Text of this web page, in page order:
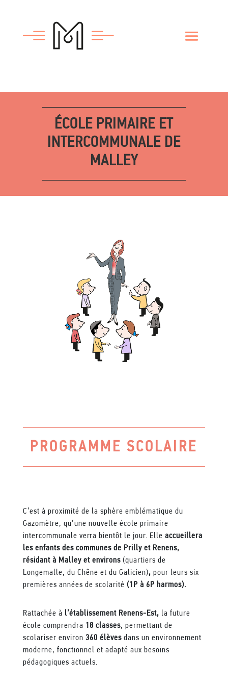
ÉCOLE PRIMAIRE ET
INTERCOMMUNALE DE
MALLEY
PROGRAMME SCOLAIRE
C’est à proximité de la sphère emblématique du
Gazomètre, qu’une nouvelle école primaire
intercommunale verra bientôt le jour. Elle accueillera
les enfants des communes de Prilly et Renens,
résidant à Malley et environs(quartiers de
Longemalle, du Chêne et du Galicien), pour leurs six
premières années de scolarité (1P à 6P harmos).
Rattachée à l’établissement Renens-Est, la future
école comprendra 18 classes, permettant de
scolariser environ 360 élèvesdans un environnement
moderne, fonctionnel et adapté aux besoins
pédagogiques actuels.